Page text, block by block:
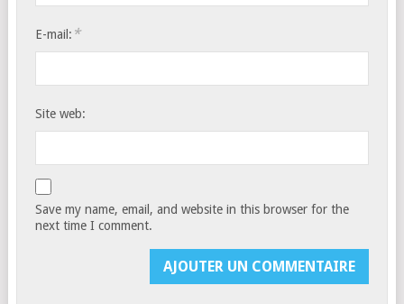
E-mail: *
Site web:
Save my name, email, and website in this browser for the
next time I comment.